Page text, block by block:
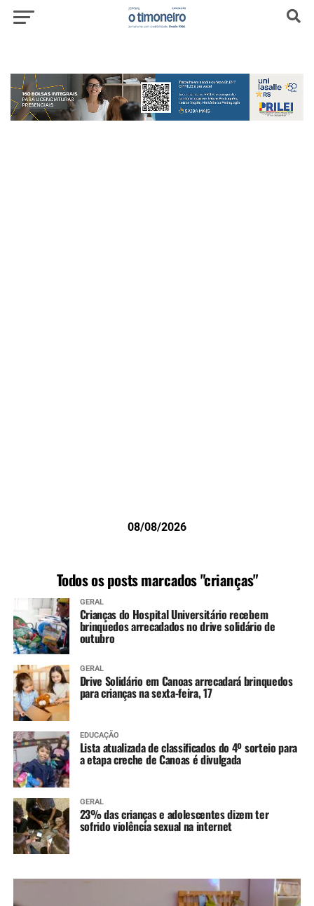
08/08/2026
Todos os posts marcados "crianças"
GERAL
Crianças do Hospital Universitário recebem
brinquedos arrecadados no drive solidário de
outubro
GERAL
Drive Solidário em Canoas arrecadará brinquedos
para crianças na sexta-feira, 17
EDUCAÇÃO
Lista atualizada de classificados do 4º sorteio para
a etapa creche de Canoas é divulgada
GERAL
23% das crianças e adolescentes dizem ter
sofrido violência sexual na internet